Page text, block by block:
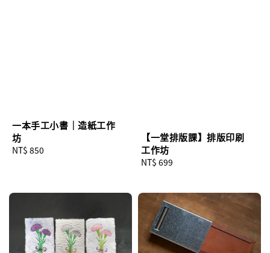
一本手工小書｜造紙工作
坊
Regular
NT$ 850
【一堂排版課】排版印刷
工作坊
Regular
NT$ 699